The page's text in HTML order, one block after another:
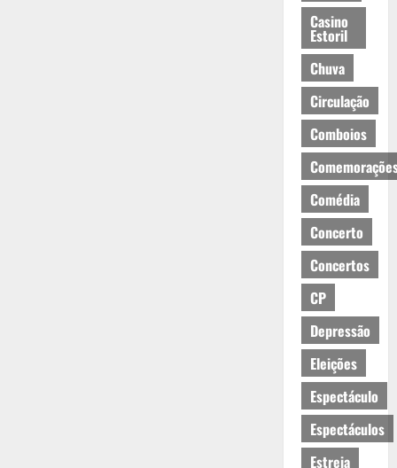
Casino
Estoril
Chuva
Circulação
Comboios
Comédia
Concerto
Concertos
CP
Depressão
Eleições
Espectáculo
Espectáculos
Estreia